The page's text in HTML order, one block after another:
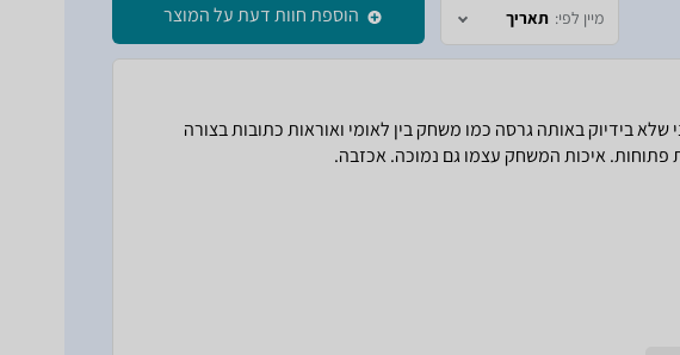
מיין לפי: תאריך הוספת חוות דעת על המוצר
בידיוק באותה גרסה כמו משחק בין לאומי ואוראות כתובות בצורה
איכות המשחק עצמו גם נמוכה. אכזבה.